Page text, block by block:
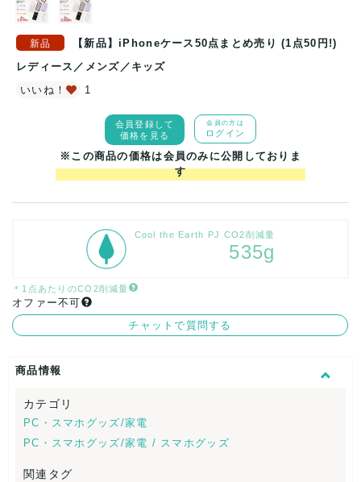
【新品】iPhoneケース50点まとめ売り (1点50円!)
レディース ／ メンズ ／ キッズ
いいね！
1
会員登録して
価格を見る
会員の方は
ログイン
※この商品の価格は会員のみに公開しておりま
す
Cool the Earth PJ CO2削減量
535g
＊1点あたりのCO2削減量
オファー不可
チャットで質問する
商品情報
カテゴリ
PC・スマホグッズ/家電
PC・スマホグッズ/家電 / スマホグッズ
関連タグ